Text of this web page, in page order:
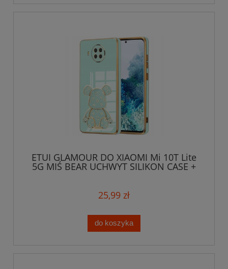
ETUI GLAMOUR DO XIAOMI Mi 10T Lite
5G MIŚ BEAR UCHWYT SILIKON CASE +
25,99 zł
do koszyka